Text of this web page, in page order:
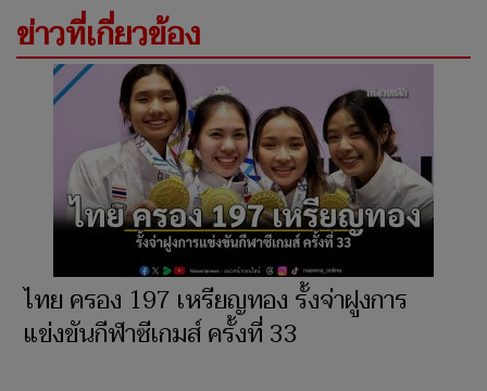
ข่าวที่เกี่ยวข้อง
ไทย ครอง 197 เหรียญทอง รั้งจ่าฝูงการ
แข่งขันกีฬาซีเกมส์ ครั้งที่ 33